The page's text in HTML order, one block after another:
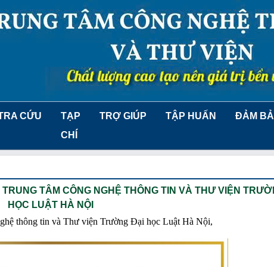
CỨU
TẠP
CHÍ
TRỢ GIÚP TẬP HUẤN ĐẢM
TÂM CÔNG NGHỆ THÔNG TIN VÀ THƯ VIỆN
HỌC LUẬT HÀ NỘI
thông tin và Thư viện Trường Đại học Luật Hà Nội,